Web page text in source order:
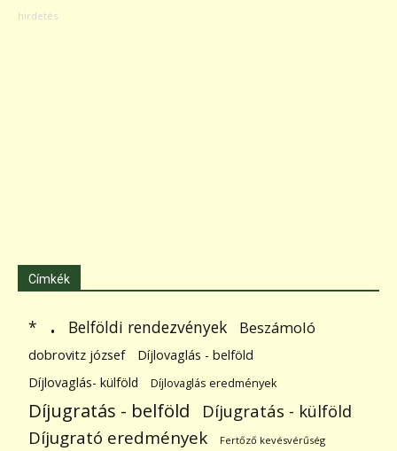
Címkék
* . Belföldi rendezvények Beszámoló
dobrovitz józsef
Díjlovaglás - belföld
Díjlovaglás- külföld
Díjlovaglás eredmények
Díjugratás - belföld Díjugratás - külföld
Díjugrató eredmények Fertőző kevésvérűség